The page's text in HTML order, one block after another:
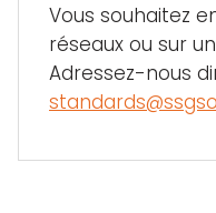
Vous souhaitez
réseaux ou sur
Adressez-nous